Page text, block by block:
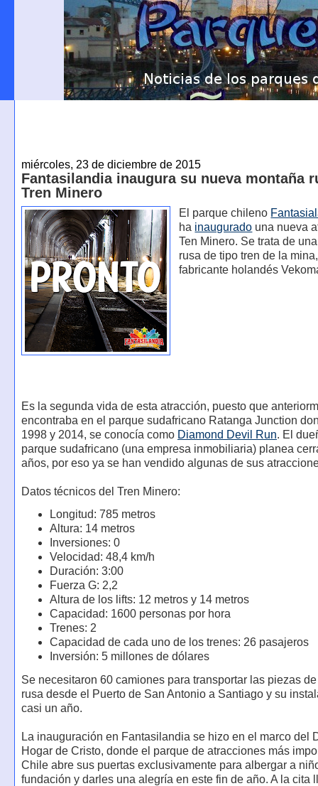
miércoles, 23 de diciembre de 2015
Fantasilandia inaugura su nueva montaña
Tren Minero
El parque chileno
ha inaugurado una nueva
Ten Minero. Se trata de
rusa de tipo tren de la
fabricante holandés
Es la segunda vida de esta atracción, puesto que
encontraba en el parque sudafricano Ratanga Junction
1998 y 2014, se conocía como Diamond Devil Run. El
parque sudafricano (una empresa inmobiliaria) planea
años, por eso ya se han vendido algunas de sus
Datos técnicos del Tren Minero:
Longitud: 785 metros
Altura: 14 metros
Inversiones: 0
Velocidad: 48,4 km/h
Duración: 3:00
Fuerza G: 2,2
Altura de los lifts: 12 metros y 14 metros
Capacidad: 1600 personas por hora
Trenes: 2
Capacidad de cada uno de los trenes: 26 pasajeros
Inversión: 5 millones de dólares
Se necesitaron 60 camiones para transportar las piezas
rusa desde el Puerto de San Antonio a Santiago y su
casi un año.
La inauguración en Fantasilandia se hizo en el marco del
Hogar de Cristo, donde el parque de atracciones más
Chile abre sus puertas exclusivamente para albergar a
fundación y darles una alegría en este fin de año. A la cita